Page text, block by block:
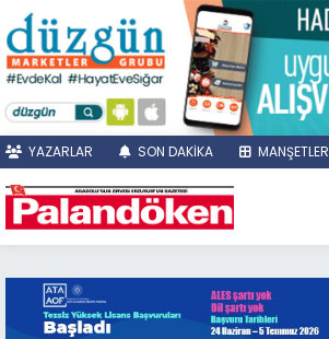
YAZARLAR SON DAKİKA MANŞETLER